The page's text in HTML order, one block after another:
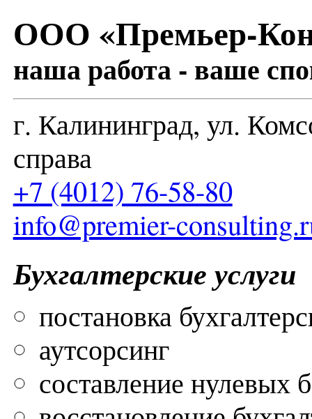
ООО «Премьер-
наша работа - ваше
г. Калининград, ул.
справа
+7 (4012) 76-58-80
info@premier-
Бухгалтерские услуги
постановка
аутсорсинг
составление нулевых